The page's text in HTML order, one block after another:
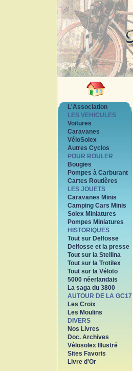
L'Association
LES VEHICULES
Voitures
Caravanes
VéloSolex
Autres Cyclos
POUR ROULER
Bougies
Pompes à Carburant
Cartes Routières
LES JOUETS
Caravanes Minis
Camping Cars Minis
Solex Miniatures
Pompes Miniatures
HISTORIQUES
Tout sur Delfosse
Delfosse et la presse
Tout sur la Stellina
Tout sur la Trotilex
Tout sur la Véloto
5000 néerlandais
La saga du 3800
AUTOUR DE LA GC17
Les Croix
Les Moulins
DIVERS
Nos Livres
Doc. Archives
Vélosolex Illustré
Sites Favoris
Livre d'Or